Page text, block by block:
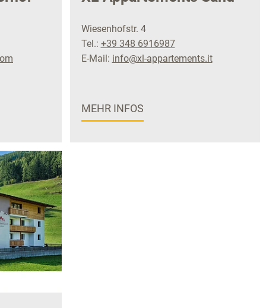
Wiesenhofstr. 4
Tel.: +39 348 6916987
E-Mail: info@xl-appartements.it
MEHR INFOS